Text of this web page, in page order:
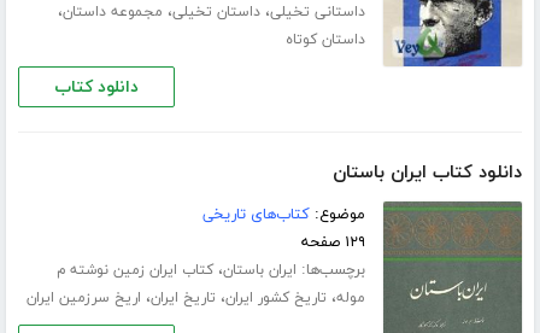
داستانی تخیلی،داستان تخیلی، مجموعه داستان،
داستان کوتاه
دانلود کتاب
دانلود کتاب ایران باستان
موضوع:کتاب‌های تاریخی
۱۲۹ صفحه
برچسب‌ها: ایران باستان،کتاب ایران زمین نوشته م
موله، تاریخ کشور ایران، تاریخ ایران، اریخ سرزمین ایران